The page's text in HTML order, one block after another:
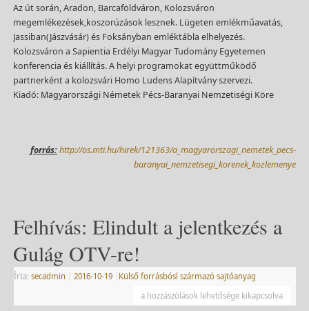
Az út során, Aradon, Barcaföldváron, Kolozsváron
megemlékezések,koszorúzások lesznek. Lügeten emlékműavatás,
Jassiban(Jászvásár) és Foksányban emléktábla elhelyezés.
Kolozsváron a Sapientia Erdélyi Magyar Tudomány Egyetemen
konferencia és kiállítás. A helyi programokat együttműködő
partnerként a kolozsvári Homo Ludens Alapítvány szervezi.
Kiadó: Magyarországi Németek Pécs-Baranyai Nemzetiségi Köre
forrás:http://os.mti.hu/hirek/121363/a_magyarorszagi_nemetek_pecs-
baranyai_nemzetisegi_korenek_kozlemenye
Felhívás: Elindult a jelentkezés a
Gulág OTV-re!
Írta: secadmin 2016-10-19
Külső forrásbósl származó sajtóanyag
a hozzászólások lehetősége kikapcsolva